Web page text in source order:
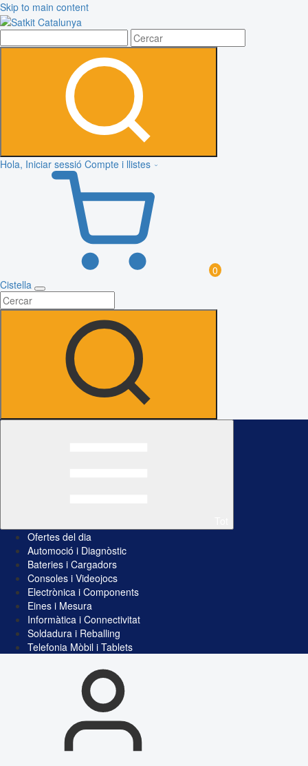
Skip to main content
Hola, Iniciar sessió Compte i llistes
0
Cistella
Ofertes del dia
Automoció i Diagnòstic
Bateries i Cargadors
Consoles i Videojocs
Electrònica i Components
Eines i Mesura
Informàtica i Connectivitat
Soldadura i Reballing
Telefonia Mòbil i Tablets